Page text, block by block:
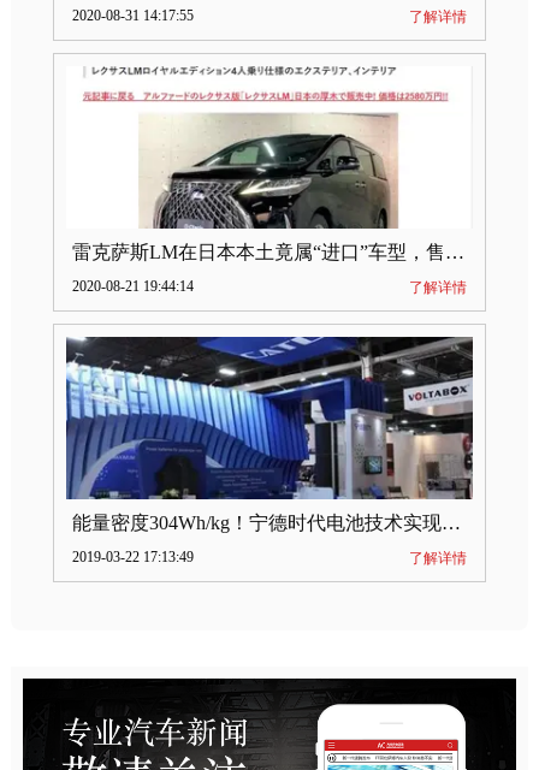
2020-08-31 14:17:55 了解详情
雷克萨斯LM在日本本土竟属“进口”车型，售价2580万日元
2020-08-21 19:44:14 了解详情
能量密度304Wh/kg！宁德时代电池技术实现突破
2019-03-22 17:13:49 了解详情